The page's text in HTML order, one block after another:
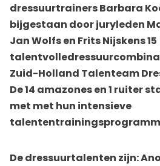
dressuurtrainers Barbara
bijgestaan door juryleden
Jan Wolfs en Frits Nijskens 15
Zuid-Holland Talenteam
De 14 amazones en 1 ruiter
met met hun intensieve
De dressuurtalenten zijn: